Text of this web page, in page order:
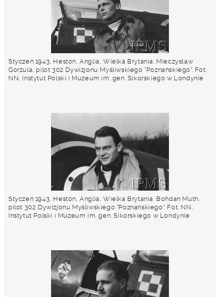
Styczeń 1943, Heston, Anglia, Wielka Brytania. Mieczysław
Gorzula, pilot 302 Dywizjonu Myśliwskiego "Poznańskiego". Fot.
NN, Instytut Polski i Muzeum im. gen. Sikorskiego w Londynie
Styczeń 1943, Heston, Anglia, Wielka Brytania. Bohdan Muth,
pilot 302 Dywizjonu Myśliwskiego "Poznańskiego". Fot. NN,
Instytut Polski i Muzeum im. gen. Sikorskiego w Londynie